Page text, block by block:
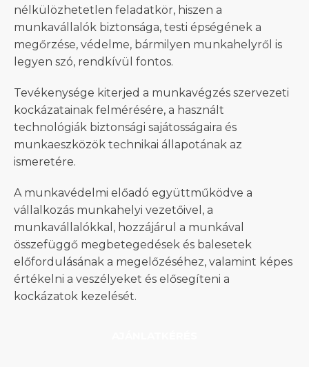
nélkülözhetetlen feladatkör, hiszen a
munkavállalók biztonsága, testi épségének a
megőrzése, védelme, bármilyen munkahelyről is
legyen szó, rendkívül fontos.
Tevékenysége kiterjed a munkavégzés szervezeti
kockázatainak felmérésére, a használt
technológiák biztonsági sajátosságaira és
munkaeszközök technikai állapotának az
ismeretére.
A munkavédelmi előadó együttműködve a
vállalkozás munkahelyi vezetőivel, a
munkavállalókkal, hozzájárul a munkával
összefüggő megbetegedések és balesetek
előfordulásának a megelőzéséhez, valamint képes
értékelni a veszélyeket és elősegíteni a
kockázatok kezelését.